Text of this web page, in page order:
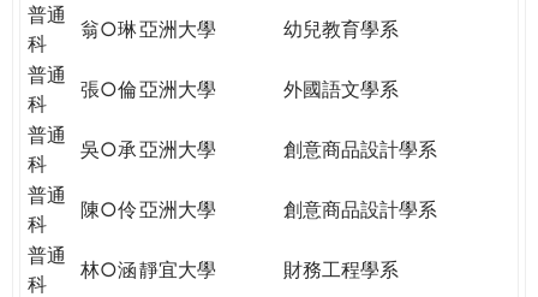
普通
科
翁○琳亞洲大學
幼兒教育學系
普通
科
張○倫亞洲大學
外國語文學系
普通
科
吳○承亞洲大學
創意商品設計學系
普通
科
陳○伶亞洲大學
創意商品設計學系
普通
科
林○涵靜宜大學
財務工程學系